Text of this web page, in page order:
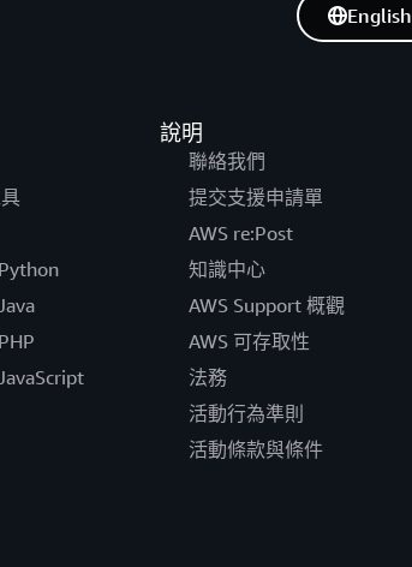
說明
聯絡我們
提交支援申請單
AWS re:Post
知識中心
AWS Support 概觀
AWS 可存取性
法務
活動行為準則
活動條款與條件
English